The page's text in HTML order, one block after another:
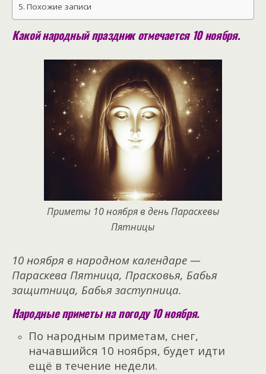
Похожие записи
Какой народный праздник отмечается 10 ноября.
Приметы 10 ноября в день Параскевы
Пятницы
10 ноября в народном календаре —
Параскева Пятница, Прасковья, Бабья
защитница, Бабья заступница.
Народные приметы на погоду 10 ноября.
По народным приметам, снег,
начавшийся 10 ноября, будет идти
ещё в течение недели.